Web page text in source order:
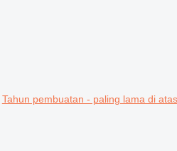
Tahun pembuatan - paling lama di atas